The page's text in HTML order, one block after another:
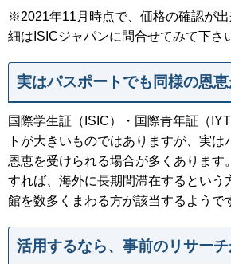
※2021年11月時点で、価格の確認が
細はISICジャパンに問合せてみて下さ
実はパスポートでも同様の恩
国際学生証（ISIC）・国際青年証（
トが大きいものではありますが、実は
恩恵を受けられる場合が多くあります
すれば、海外に長期間滞在するという
館を数多くまわる方が該当するようで
活用するなら、事前のリサー